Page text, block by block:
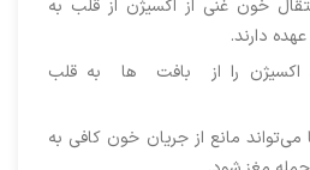
خون غنی از اکسیژن از قلب به
دارند.
اکسیژن را از بافت ها به قلب
مانع از جریان خون کافی به